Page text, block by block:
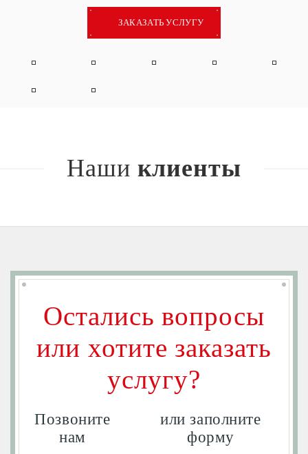
ЗАКАЗАТЬ УСЛУГУ
Наши клиенты
Остались вопросы
или хотите заказать
услугу?
Позвоните
нам
или заполните
форму